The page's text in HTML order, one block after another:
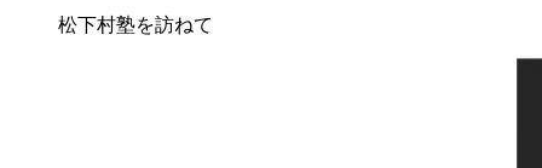
松下村塾を訪ねて